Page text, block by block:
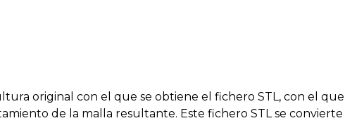
original con el que se obtiene el fichero STL, con el que
de la malla resultante. Este fichero STL se convierte